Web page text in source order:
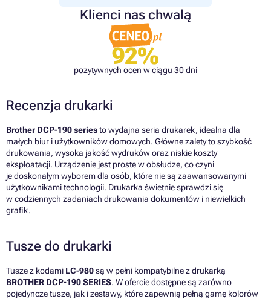
Klienci nas chwalą
92%
pozytywnych ocen w ciągu 30 dni
Recenzja drukarki
Brother DCP-190 seriesto wydajna seria drukarek, idealna dla
małych biur i użytkowników domowych. Główne zalety to szybkość
drukowania, wysoka jakość wydruków oraz niskie koszty
eksploatacji. Urządzenie jest proste w obsłudze, co czyni
je doskonałym wyborem dla osób, które nie są zaawansowanymi
użytkownikami technologii. Drukarka świetnie sprawdzi się
w codziennych zadaniach drukowania dokumentów i niewielkich
grafik.
Tusze do drukarki
Tusze z kodami LC-980są w pełni kompatybilne z drukarką
BROTHER DCP-190 SERIES. W ofercie dostępne są zarówno
pojedyncze tusze, jak i zestawy, które zapewnią pełną gamę kolorów